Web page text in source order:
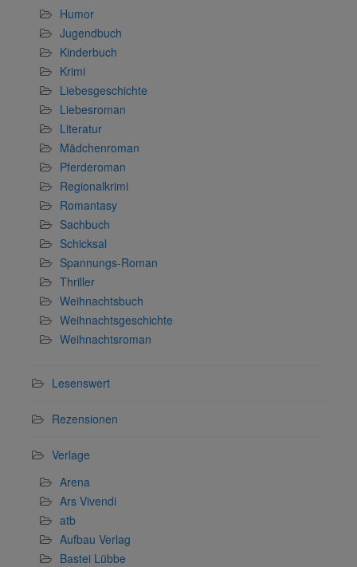
Humor
Jugendbuch
Kinderbuch
Krimi
Liebesgeschichte
Liebesroman
Literatur
Mädchenroman
Pferderoman
Regionalkrimi
Romantasy
Sachbuch
Schicksal
Spannungs-Roman
Thriller
Weihnachtsbuch
Weihnachtsgeschichte
Weihnachtsroman
Lesenswert
Rezensionen
Verlage
Arena
Ars Vivendi
atb
Aufbau Verlag
Bastei Lübbe